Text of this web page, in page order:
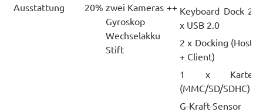
Ausstattung 20% zwei Kameras
Gyroskop
Wechselakku
Stift
++ Keyboard Dock 2
x USB 2.0
2 x Docking (Host
+ Client)
1 x Karte
(MMC/SD/SDHC)
G-Kraft-Sensor